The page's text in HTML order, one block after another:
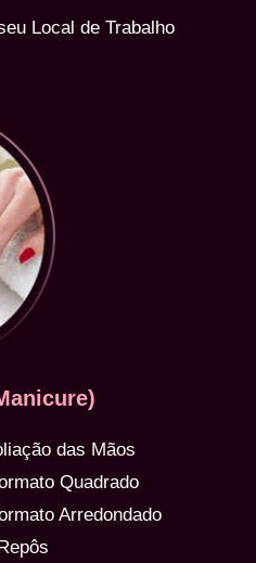
Local de Trabalho
das Mãos
Quadrado
Arredondado